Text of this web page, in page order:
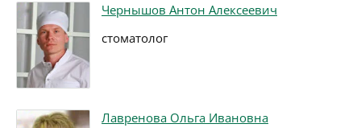
Чернышов Антон Алексеевич
стоматолог
Лавренова Ольга Ивановна